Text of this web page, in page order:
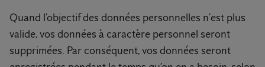
Quand l’objectif des données personnelles n’est plus
valide, vos données à caractère personnel seront
supprimées. Par conséquent, vos données seront